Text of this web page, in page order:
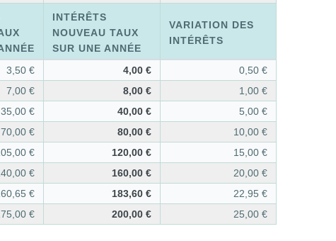
INTÉRÊTS
NOUVEAU TAUX
SUR UNE ANNÉE
VARIATION DES
INTÉRÊTS
3,50 € 4,00 €
0,50 €
7,00 € 8,00 €
1,00 €
35,00 € 40,00 €
5,00 €
70,00 € 80,00 €
10,00 €
€ 120,00 €
15,00 €
€ 160,00 €
20,00 €
€ 183,60 €
22,95 €
€ 200,00 € 25,00 €